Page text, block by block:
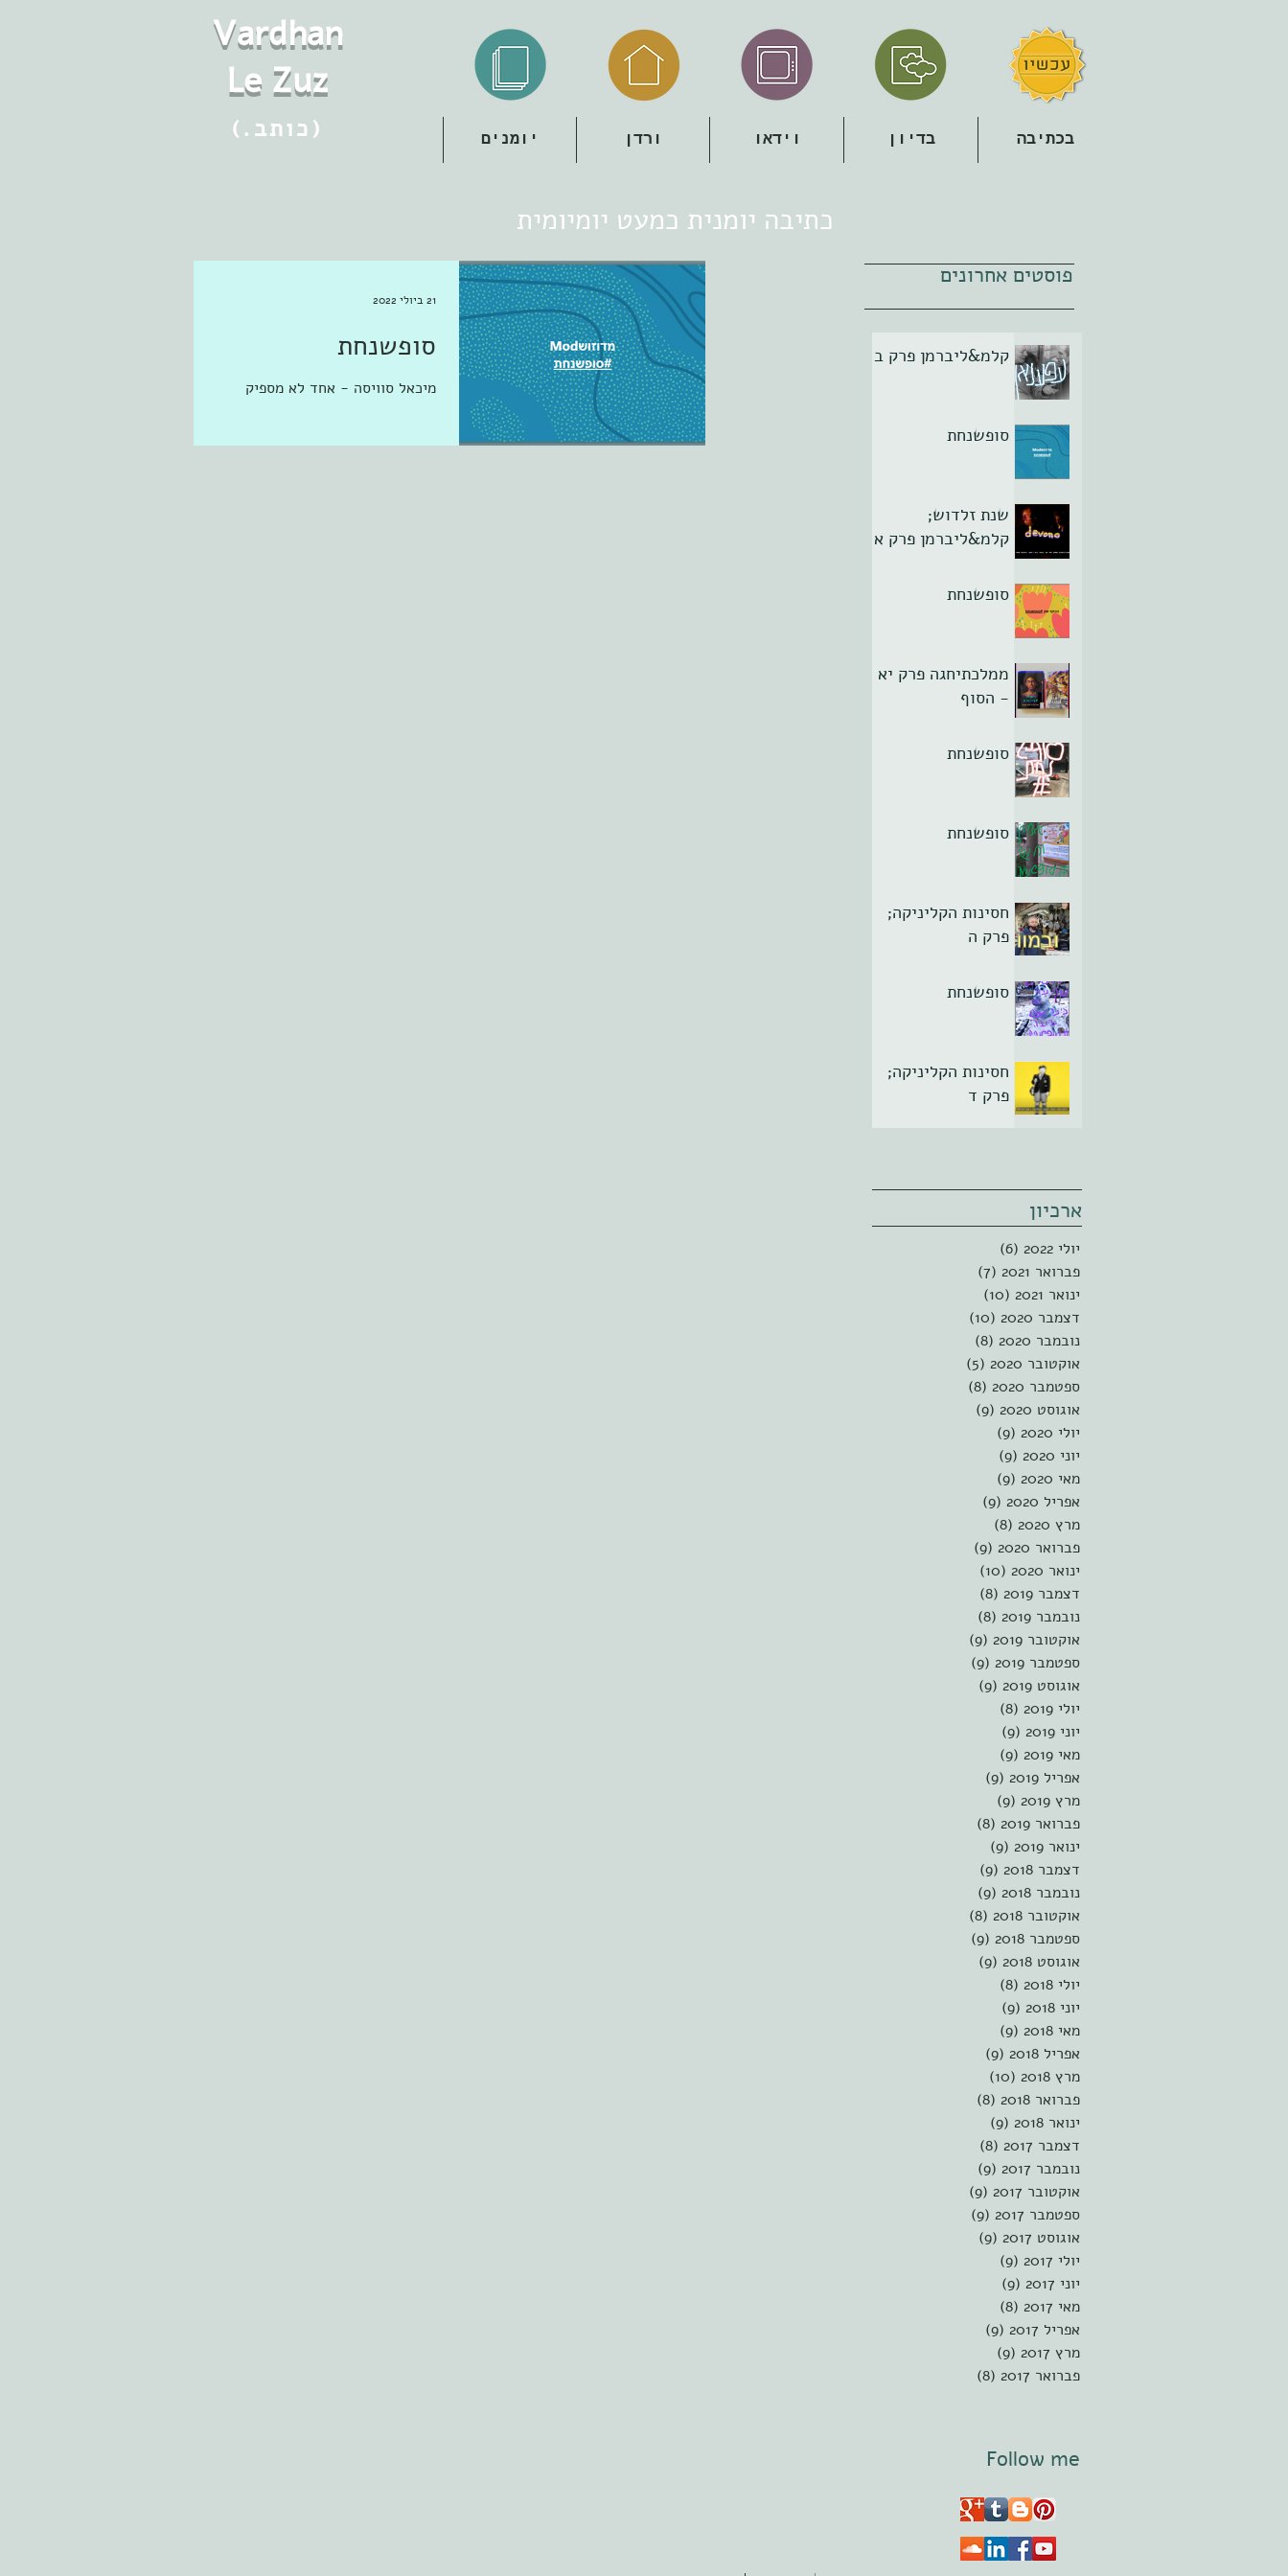
Vardhan
Le Zuz
(.כותב) בכתיבה בדיון וידאו ורדן יומנים
כתיבה יומנית כמעט יומיומית
סופשנחת
מיכאל סוויסה - אחד לא מספיק
21 ביולי 2022
פוסטים אחרונים
קלמ&ליברמן פרק ב
סופשנחת
שנת זלדוש;
קלמ&ליברמן פרק א
סופשנחת
ממלכתיחגה פרק יא
- הסוף
סופשנחת
סופשנחת
חסינות הקליניקה;
פרק ה
סופשנחת
חסינות הקליניקה;
פרק ד
ארכיון
יולי 2022 (6)
פברואר 2021
(7)
ינואר 2021
(10)
דצמבר 2020
(10)
נובמבר 2020
(8)
אוקטובר 2020
(5)
ספטמבר 2020
(8)
אוגוסט 2020
(9)
יולי 2020
(9)
יוני 2020
(9)
מאי 2020
(9)
אפריל 2020
(9)
מרץ 2020
(8)
פברואר 2020
(9)
ינואר 2020
(10)
דצמבר 2019
(8)
נובמבר 2019
(8)
אוקטובר 2019
(9)
ספטמבר 2019
(9)
אוגוסט 2019
(9)
יולי 2019
(8)
יוני 2019
(9)
מאי 2019
(9)
אפריל 2019
(9)
מרץ 2019
(9)
פברואר 2019
(8)
ינואר 2019
(9)
דצמבר 2018
(9)
נובמבר 2018
(9)
אוקטובר 2018
(8)
ספטמבר 2018
(9)
אוגוסט 2018
(9)
יולי 2018
(8)
יוני 2018
(9)
מאי 2018
(9)
אפריל 2018
(9)
מרץ 2018
(10)
פברואר 2018
(8)
ינואר 2018
(9)
דצמבר 2017
(8)
נובמבר 2017
(9)
אוקטובר 2017
(9)
ספטמבר 2017
(9)
אוגוסט 2017
(9)
יולי 2017
(9)
יוני 2017
(9)
מאי 2017
(8)
אפריל 2017
(9)
מרץ 2017
(9)
פברואר 2017
(8)
Follow me